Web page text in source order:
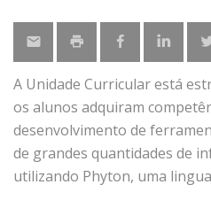
A Unidade Curricular está
os alunos adquiram
desenvolvimento de
de grandes quantidades de
utilizando Phyton, uma